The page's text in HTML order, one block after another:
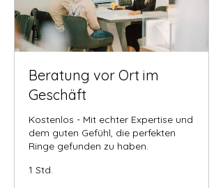
Beratung vor Ort im
Geschäft
Kostenlos - Mit echter Expertise und
dem guten Gefühl, die perfekten
Ringe gefunden zu haben.
1 Std.